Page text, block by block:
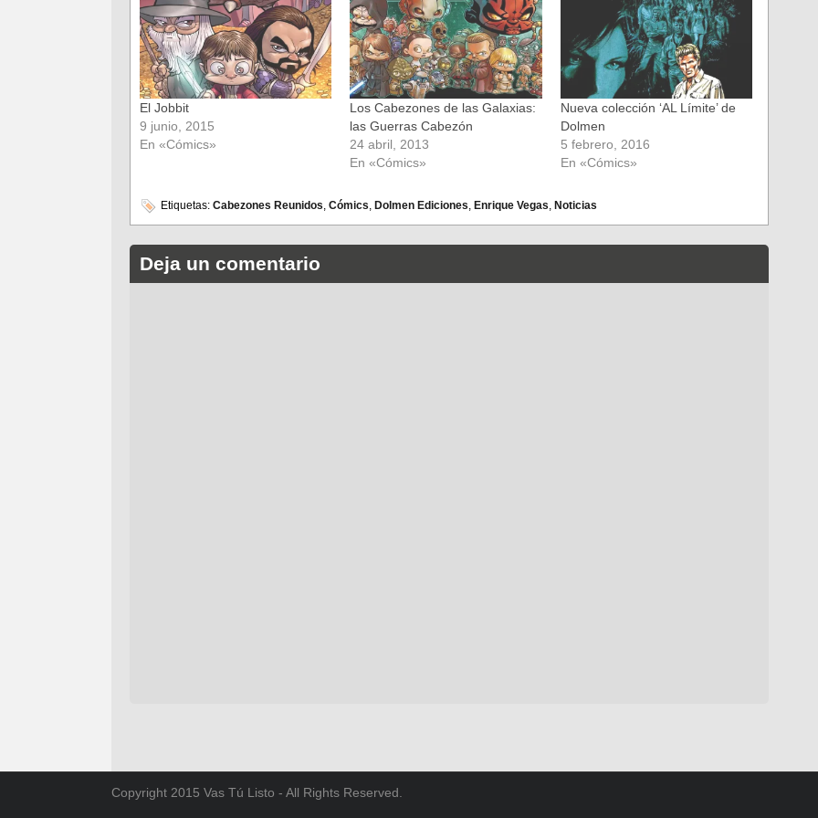
ventana
nueva)
ventana
nueva)
El Jobbit
9 junio, 2015
En «Cómics»
Los Cabezones de las Galaxias:
las Guerras Cabezón
24 abril, 2013
En «Cómics»
Nueva colección ‘AL Límite’ de
Dolmen
5 febrero, 2016
En «Cómics»
Etiquetas: Cabezones Reunidos, Cómics, Dolmen Ediciones, Enrique Vegas, Noticias
Deja un comentario
Copyright 2015 Vas Tú Listo - All Rights Reserved.